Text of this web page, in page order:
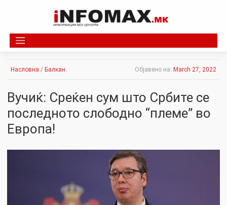
Насловна / Балкан Објавено на: March 27, 2022
Вучиќ: Среќен сум што Србите се
последното слободно “племе” во
Европа!